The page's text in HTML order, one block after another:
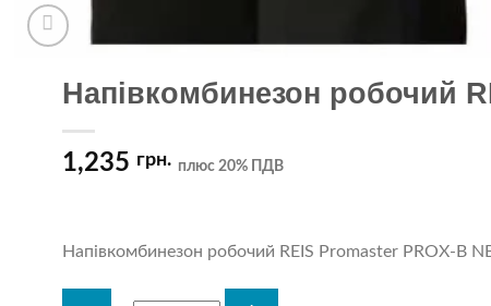
Напівкомбинезон робочий
1,235 грн. плюс 20% ПДВ
Напівкомбинезон робочий REIS Promaster PROX-B